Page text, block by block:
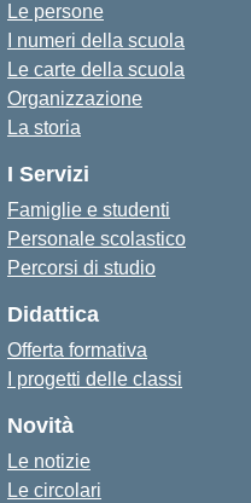
Le persone
I numeri della scuola
Le carte della scuola
Organizzazione
La storia
I Servizi
Famiglie e studenti
Personale scolastico
Percorsi di studio
Didattica
Offerta formativa
I progetti delle classi
Novità
Le notizie
Le circolari